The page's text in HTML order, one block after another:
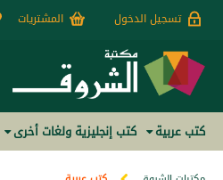
تسجيل الدخول المشتريات
كتب عربية كتب إنجليزية ولغات أخرى